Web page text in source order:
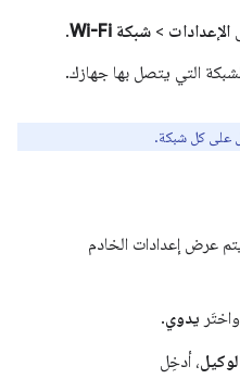
الإعدادات > شبكة Wi-Fi
.
التي يتصل بها جهازك.
على كل شبكة.
عرض إعدادات الخادم
واختَر يدوي.
، أدخِل